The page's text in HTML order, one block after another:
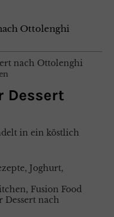
Dessert
Joghurt,
Fusion Food
Dessert nach